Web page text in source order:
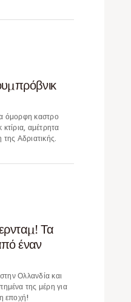
όμορφη καστρο
αμέτρητα
Αδριατικής.
Τα
έναν
Ολλανδία και
της μέρη για
εποχή!